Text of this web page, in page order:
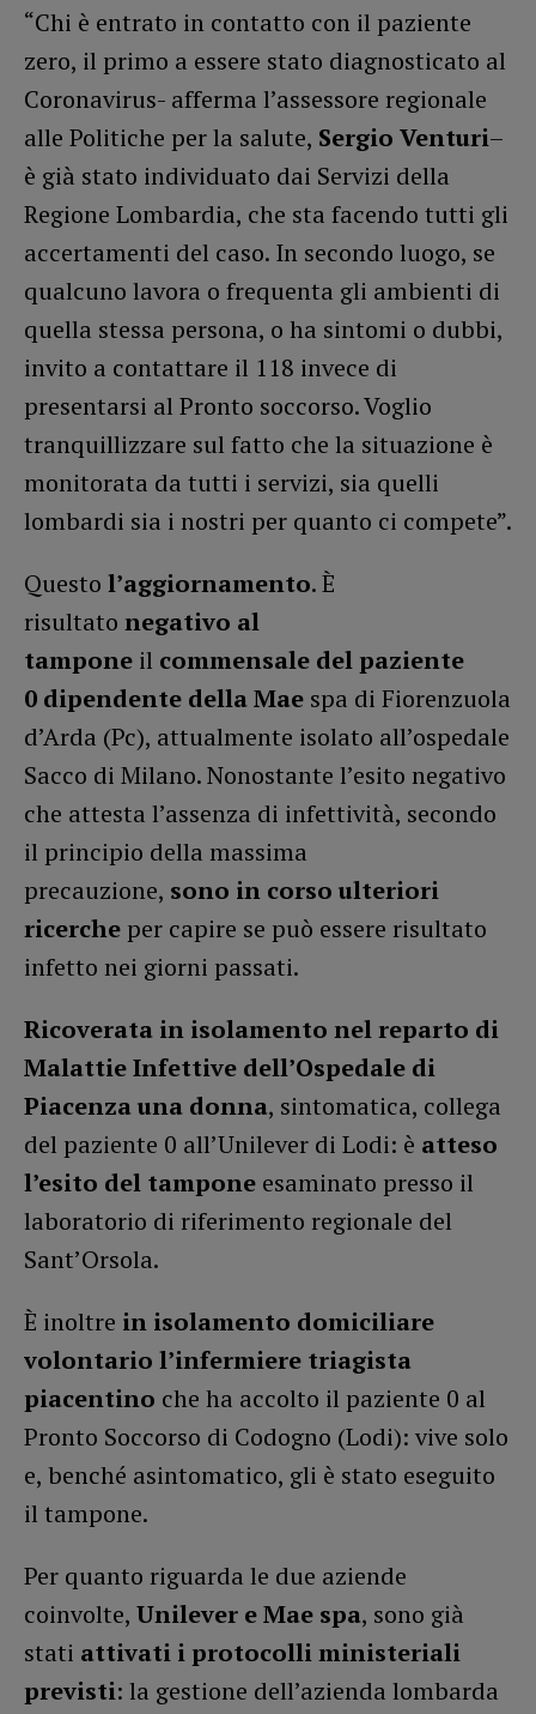
“Chi è entrato in contatto con il paziente
zero, il primo a essere stato diagnosticato al
Coronavirus- afferma l’assessore regionale
alle Politiche per la salute, Sergio Venturi–
è già stato individuato dai Servizi della
Regione Lombardia, che sta facendo tutti gli
accertamenti del caso. In secondo luogo, se
qualcuno lavora o frequenta gli ambienti di
quella stessa persona, o ha sintomi o dubbi,
invito a contattare il 118 invece di
presentarsi al Pronto soccorso. Voglio
tranquillizzare sul fatto che la situazione è
monitorata da tutti i servizi, sia quelli
lombardi sia i nostri per quanto ci compete”.
Questo l’aggiornamento. È
risultato negativo al
tampone il commensale del paziente
0 dipendente della Mae spa di Fiorenzuola
d’Arda (Pc), attualmente isolato all’ospedale
Sacco di Milano. Nonostante l’esito negativo
che attesta l’assenza di infettività, secondo
il principio della massima
precauzione, sono in corso ulteriori
ricerche per capire se può essere risultato
infetto nei giorni passati.
Ricoverata in isolamento nel reparto di
Malattie Infettive dell’Ospedale di
Piacenzauna donna, sintomatica, collega
del paziente 0 all’Unilever di Lodi: è atteso
l’esito del tampone esaminato presso il
laboratorio di riferimento regionale del
Sant’Orsola.
È inoltre in isolamento domiciliare
volontario l’infermiere triagista
piacentino che ha accolto il paziente 0 al
Pronto Soccorso di Codogno (Lodi): vive solo
e, benché asintomatico, gli è stato eseguito
il tampone.
Per quanto riguarda le due aziende
coinvolte, Unilever e Mae spa, sono già
stati attivati i protocolli ministeriali
previsti: la gestione dell’azienda lombarda